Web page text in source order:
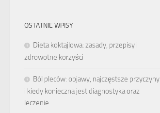
OSTATNIE WPISY
Dieta koktajlowa: zasady, przepisy i
zdrowotne korzyści
Ból pleców: objawy, najczęstsze przyczyny
i kiedy konieczna jest diagnostyka oraz
leczenie